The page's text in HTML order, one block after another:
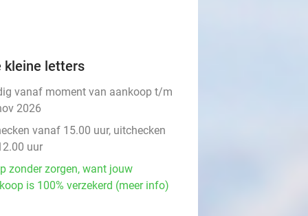
kleine letters
vanaf moment van aankoop t/m
2026
vanaf 15.00 uur, uitchecken
uur
zonder zorgen, want jouw
is 100% verzekerd (meer info)